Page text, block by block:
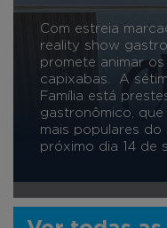
Com estreia
reality show
promete animar
capixabas. A
Família está
gastronômico,
mais populares do
próximo dia 14 de